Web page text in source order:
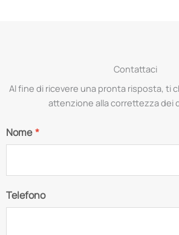
Contattaci
Al fine di ricevere una pronta risposta, ti
attenzione alla correttezza dei
Nome*
Telefono